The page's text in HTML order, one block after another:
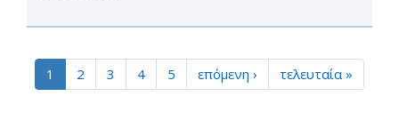
1 2 3 4 5 επόμενη › τελευταία »